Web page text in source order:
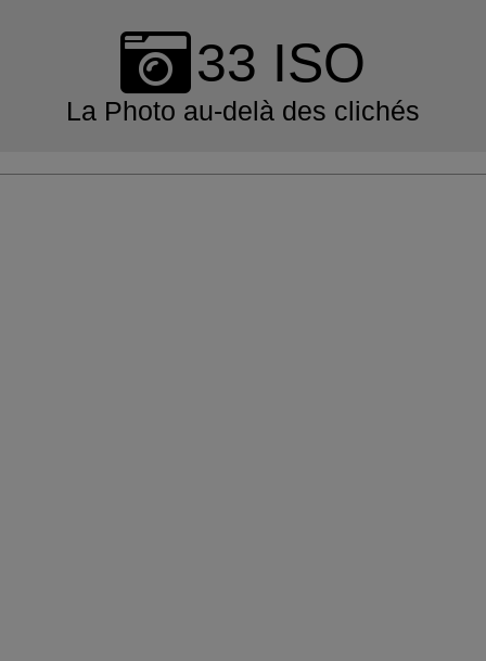
33 ISO
La Photo au-delà des clichés
Primary